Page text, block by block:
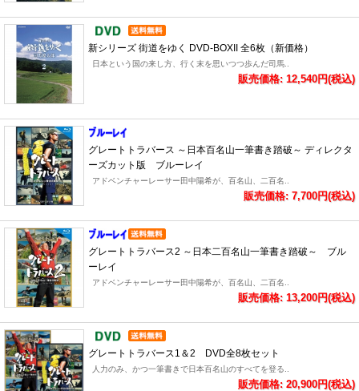
新シリーズ 街道をゆく DVD-BOXII 全6枚（新価格）
日本という国の来し方、行く末を思いつつ歩んだ司馬..
販売価格: 12,540円(税込)
グレートトラバース ～日本百名山一筆書き踏破～ ディレクタ
ーズカット版 ブルーレイ
アドベンチャーレーサー田中陽希が、百名山、二百名..
販売価格: 7,700円(税込)
グレートトラバース2 ～日本二百名山一筆書き踏破～ ブル
ーレイ
アドベンチャーレーサー田中陽希が、百名山、二百名..
販売価格: 13,200円(税込)
グレートトラバース1＆2 DVD全8枚セット
人力のみ、かつ一筆書きで日本百名山のすべてを登る..
販売価格: 20,900円(税込)